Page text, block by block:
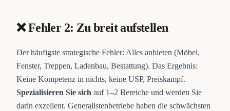
❌ Fehler 2: Zu breit aufstellen
Der häufigste strategische Fehler: Alles anbieten (Möbel,
Fenster, Treppen, Ladenbau, Bestattung). Das Ergebnis:
Keine Kompetenz in nichts, keine USP, Preiskampf.
Spezialisieren Sie sich auf 1–2 Bereiche und werden Sie
darin exzellent. Generalistenbetriebe haben die schwächsten